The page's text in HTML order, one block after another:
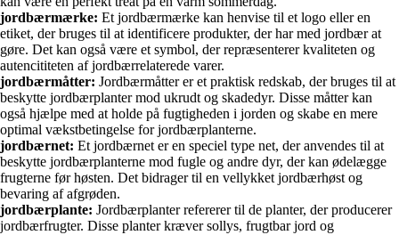
jordbærmærke: Et jordbærmærke kan henvise til et logo eller en
etiket, der bruges til at identificere produkter, der har med jordbær at
gøre. Det kan også være et symbol, der repræsenterer kvaliteten og
autencititeten af jordbærrelaterede varer.
jordbærmåtter: Jordbærmåtter er et praktisk redskab, der bruges til at
beskytte jordbærplanter mod ukrudt og skadedyr. Disse måtter kan
også hjælpe med at holde på fugtigheden i jorden og skabe en mere
optimal vækstbetingelse for jordbærplanterne.
jordbærnet: Et jordbærnet er en speciel type net, der anvendes til at
beskytte jordbærplanterne mod fugle og andre dyr, der kan ødelægge
frugterne før høsten. Det bidrager til en vellykket jordbærhøst og
bevaring af afgrøden.
jordbærplante: Jordbærplanter refererer til de planter, der producerer
jordbærfrugter. Disse planter kræver sollys, frugtbar jord og